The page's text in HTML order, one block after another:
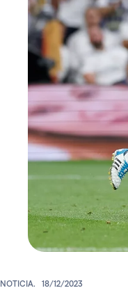
NOTICIA. 18/12/2023